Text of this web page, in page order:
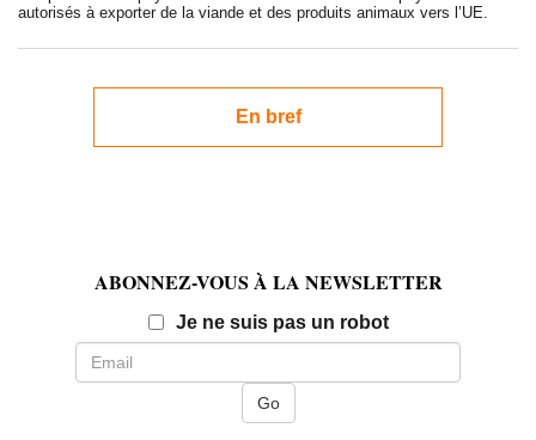
autorisés à exporter de la viande et des produits animaux vers l’UE.
En bref
ABONNEZ-VOUS À LA NEWSLETTER
Je ne suis pas un robotEmail